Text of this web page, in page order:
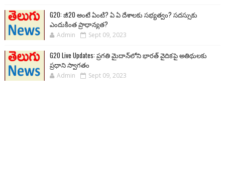
G20: జీ20 అంటే ఏంటి? ఏ ఏ దేశాలకు సభ్యత్వం? సదస్సుకు
ఎందుకింత ప్రాధాన్యత?
Admin Sept 09, 2023
G20 Live Updates: ప్రగతి మైదాన్‌లోని భారత్ వైదికపై అతిథులకు
ప్రధాని స్వాగతం
Admin Sept 09, 2023